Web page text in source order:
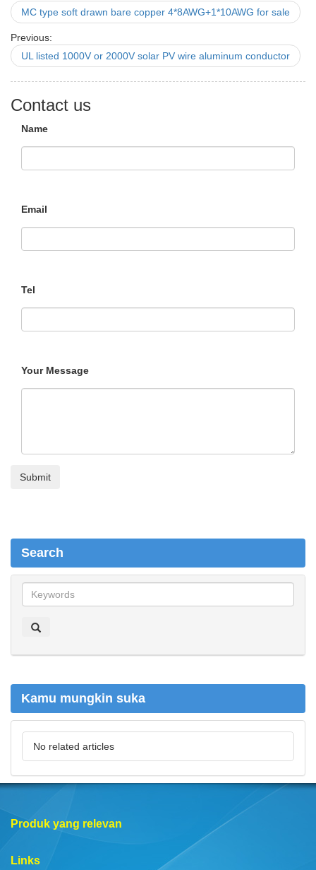
MC type soft drawn bare copper 4*8AWG+1*10AWG for sale
Previous:
UL listed 1000V or 2000V solar PV wire aluminum conductor
Contact us
Name
Email
Tel
Your Message
Search
e
h
Kamu mungkin suka
No related articles
Produk yang relevan
Links